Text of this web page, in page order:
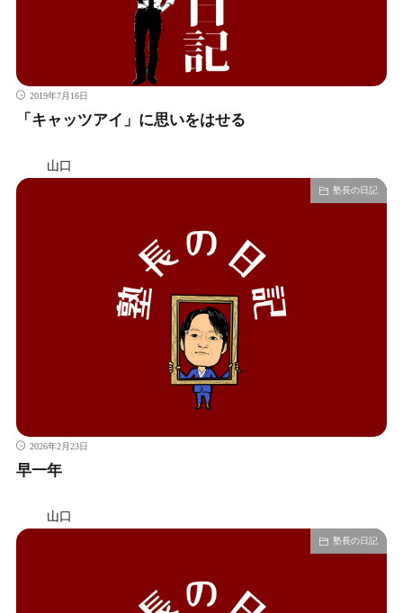
2019年7月16日
「キャッツアイ」に思いをはせる
山口
塾長の日記
2026年2月23日
早一年
山口
塾長の日記